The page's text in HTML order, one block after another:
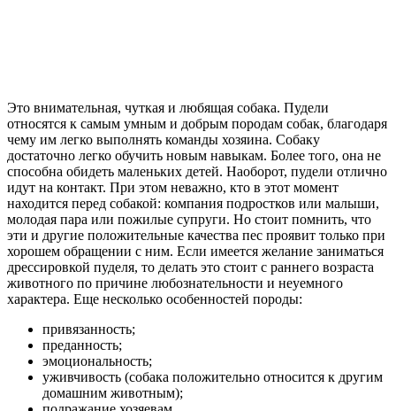
Это внимательная, чуткая и любящая собака. Пудели
относятся к самым умным и добрым породам собак, благодаря
чему им легко выполнять команды хозяина. Собаку
достаточно легко обучить новым навыкам. Более того, она не
способна обидеть маленьких детей. Наоборот, пудели отлично
идут на контакт. При этом неважно, кто в этот момент
находится перед собакой: компания подростков или малыши,
молодая пара или пожилые супруги. Но стоит помнить, что
эти и другие положительные качества пес проявит только при
хорошем обращении с ним. Если имеется желание заниматься
дрессировкой пуделя, то делать это стоит с раннего возраста
животного по причине любознательности и неуемного
характера. Еще несколько особенностей породы:
привязанность;
преданность;
эмоциональность;
уживчивость (собака положительно относится к другим
домашним животным);